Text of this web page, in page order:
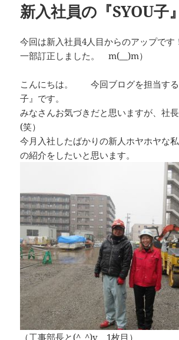
新入社員の『SYOU子
今回は新入社員4人目からのアップ
一部訂正しました。 m(__)m）
こんにちは。 今回ブログを担当する
子』です。
みなさんお気づきだと思いますが、社長
(笑）
今月入社したばかりの新人ホヤホヤな
の紹介をしたいと思います。
（工事部長と(^_^)v 1枚目）